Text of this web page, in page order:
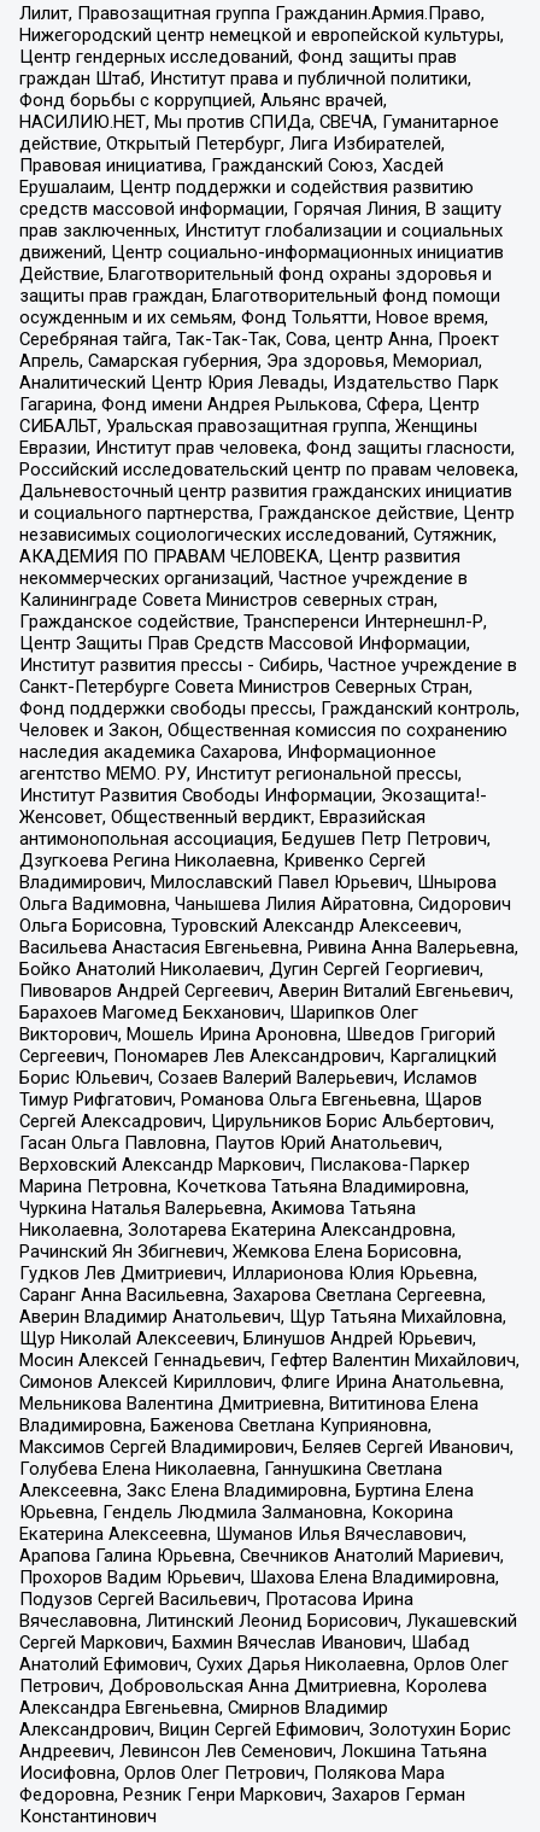
Лилит, Правозащитная группа Гражданин.Армия.Право,
Нижегородский центр немецкой и европейской культуры,
Центр гендерных исследований, Фонд защиты прав
граждан Штаб, Институт права и публичной политики,
Фонд борьбы с коррупцией, Альянс врачей,
НАСИЛИЮ.НЕТ, Мы против СПИДа, СВЕЧА, Гуманитарное
действие, Открытый Петербург, Лига Избирателей,
Правовая инициатива, Гражданский Союз, Хасдей
Ерушалаим, Центр поддержки и содействия развитию
средств массовой информации, Горячая Линия, В защиту
прав заключенных, Институт глобализации и социальных
движений, Центр социально-информационных инициатив
Действие, Благотворительный фонд охраны здоровья и
защиты прав граждан, Благотворительный фонд помощи
осужденным и их семьям, Фонд Тольятти, Новое время,
Серебряная тайга, Так-Так-Так, Сова, центр Анна, Проект
Апрель, Самарская губерния, Эра здоровья, Мемориал,
Аналитический Центр Юрия Левады, Издательство Парк
Гагарина, Фонд имени Андрея Рылькова, Сфера, Центр
СИБАЛЬТ, Уральская правозащитная группа, Женщины
Евразии, Институт прав человека, Фонд защиты гласности,
Российский исследовательский центр по правам человека,
Дальневосточный центр развития гражданских инициатив
и социального партнерства, Гражданское действие, Центр
независимых социологических исследований, Сутяжник,
АКАДЕМИЯ ПО ПРАВАМ ЧЕЛОВЕКА, Центр развития
некоммерческих организаций, Частное учреждение в
Калининграде Совета Министров северных стран,
Гражданское содействие, Трансперенси Интернешнл-Р,
Центр Защиты Прав Средств Массовой Информации,
Институт развития прессы - Сибирь, Частное учреждение в
Санкт-Петербурге Совета Министров Северных Стран,
Фонд поддержки свободы прессы, Гражданский контроль,
Человек и Закон, Общественная комиссия по сохранению
наследия академика Сахарова, Информационное
агентство МЕМО. РУ, Институт региональной прессы,
Институт Развития Свободы Информации, Экозащита!-
Женсовет, Общественный вердикт, Евразийская
антимонопольная ассоциация, Бедушев Петр Петрович,
Дзугкоева Регина Николаевна, Кривенко Сергей
Владимирович, Милославский Павел Юрьевич, Шнырова
Ольга Вадимовна, Чанышева Лилия Айратовна, Сидорович
Ольга Борисовна, Туровский Александр Алексеевич,
Васильева Анастасия Евгеньевна, Ривина Анна Валерьевна,
Бойко Анатолий Николаевич, Дугин Сергей Георгиевич,
Пивоваров Андрей Сергеевич, Аверин Виталий Евгеньевич,
Барахоев Магомед Бекханович, Шарипков Олег
Викторович, Мошель Ирина Ароновна, Шведов Григорий
Сергеевич, Пономарев Лев Александрович, Каргалицкий
Борис Юльевич, Созаев Валерий Валерьевич, Исламов
Тимур Рифгатович, Романова Ольга Евгеньевна, Щаров
Сергей Алексадрович, Цирульников Борис Альбертович,
Гасан Ольга Павловна, Паутов Юрий Анатольевич,
Верховский Александр Маркович, Пислакова-Паркер
Марина Петровна, Кочеткова Татьяна Владимировна,
Чуркина Наталья Валерьевна, Акимова Татьяна
Николаевна, Золотарева Екатерина Александровна,
Рачинский Ян Збигневич, Жемкова Елена Борисовна,
Гудков Лев Дмитриевич, Илларионова Юлия Юрьевна,
Саранг Анна Васильевна, Захарова Светлана Сергеевна,
Аверин Владимир Анатольевич, Щур Татьяна Михайловна,
Щур Николай Алексеевич, Блинушов Андрей Юрьевич,
Мосин Алексей Геннадьевич, Гефтер Валентин Михайлович,
Симонов Алексей Кириллович, Флиге Ирина Анатольевна,
Мельникова Валентина Дмитриевна, Вититинова Елена
Владимировна, Баженова Светлана Куприяновна,
Максимов Сергей Владимирович, Беляев Сергей Иванович,
Голубева Елена Николаевна, Ганнушкина Светлана
Алексеевна, Закс Елена Владимировна, Буртина Елена
Юрьевна, Гендель Людмила Залмановна, Кокорина
Екатерина Алексеевна, Шуманов Илья Вячеславович,
Арапова Галина Юрьевна, Свечников Анатолий Мариевич,
Прохоров Вадим Юрьевич, Шахова Елена Владимировна,
Подузов Сергей Васильевич, Протасова Ирина
Вячеславовна, Литинский Леонид Борисович, Лукашевский
Сергей Маркович, Бахмин Вячеслав Иванович, Шабад
Анатолий Ефимович, Сухих Дарья Николаевна, Орлов Олег
Петрович, Добровольская Анна Дмитриевна, Королева
Александра Евгеньевна, Смирнов Владимир
Александрович, Вицин Сергей Ефимович, Золотухин Борис
Андреевич, Левинсон Лев Семенович, Локшина Татьяна
Иосифовна, Орлов Олег Петрович, Полякова Мара
Федоровна, Резник Генри Маркович, Захаров Герман
Константинович